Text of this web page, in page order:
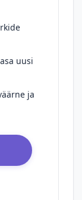
uusi
ja